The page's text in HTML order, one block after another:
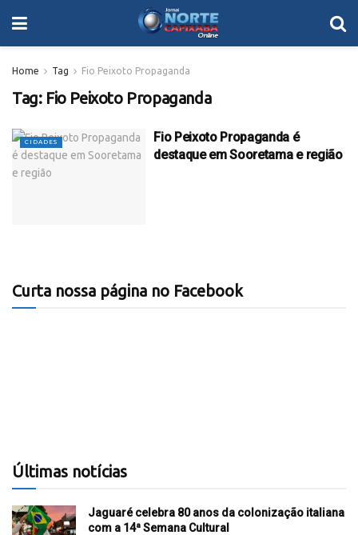
Home Tag Fio Peixoto Propaganda
Tag: Fio Peixoto Propaganda
CIDADES
Fio Peixoto Propaganda é
destaque em Sooretama e região
Curta nossa página no Facebook
Últimas notícias
Jaguaré celebra 80 anos da colonização italiana
com a 14ª Semana Cultural